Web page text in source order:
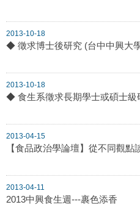
2013-10-18
◆ 徵求博士後研究 (台中中興大
2013-10-18
◆ 食生系徵求長期學士或碩士
2013-04-15
【食品政治學論壇】從不同觀
2013-04-11
2013中興食生週---裹色添香